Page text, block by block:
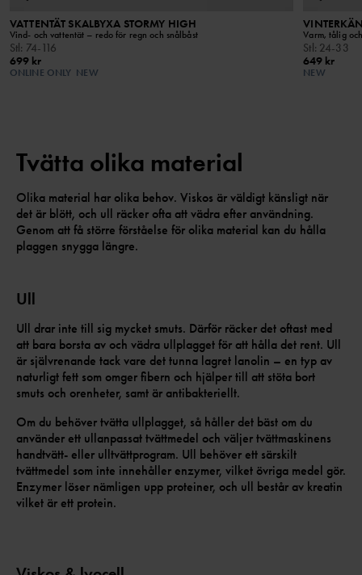
VATTENTÄT SKALBYXA STORMY HIGH
Vind- och vattentät – redo för regn och snålbåst
Stl: 74-116
699 kr
ONLINE ONLY NEW
Varm, tålig
Stl: 24-33
649 kr
NEW
Tvätta olika material
Olika material har olika behov. Viskos är väldigt känsligt när
det är blött, och ull räcker ofta att vädra efter användning.
Genom att få större förståelse för olika material kan du hålla
plaggen snygga längre.
Ull
Ull drar inte till sig mycket smuts. Därför räcker det oftast med
att bara borsta av och vädra ullplagget för att hålla det rent. Ull
är självrenande tack vare det tunna lagret lanolin – en typ av
naturligt fett som omger fibern och hjälper till att stöta bort
smuts och orenheter, samt är antibakteriellt.
Om du behöver tvätta ullplagget, så håller det bäst om du
använder ett ullanpassat tvättmedel och väljer tvättmaskinens
handtvätt- eller ulltvättprogram. Ull behöver ett särskilt
tvättmedel som inte innehåller enzymer, vilket övriga medel gör.
Enzymer löser nämligen upp proteiner, och ull består av kreatin
vilket är ett protein.